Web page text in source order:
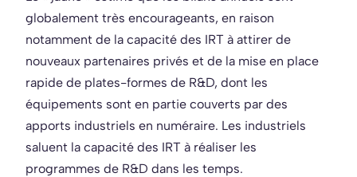
globalement très encourageants, en raison
notamment de la capacité des IRT à attirer de
nouveaux partenaires privés et de la mise en place
rapide de plates-formes de R&D, dont les
équipements sont en partie couverts par des
apports industriels en numéraire. Les industriels
saluent la capacité des IRT à réaliser les
programmes de R&D dans les temps.